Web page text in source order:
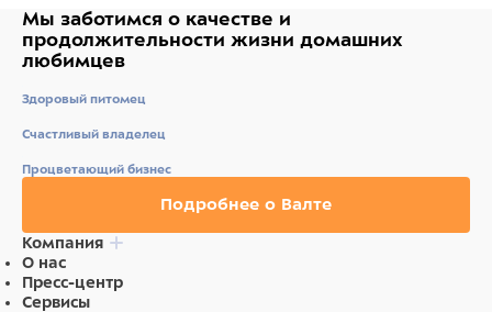
Мы заботимся о качестве и
продолжительности жизни домашних
любимцев
Здоровый питомец
Счастливый владелец
Процветающий бизнес
Подробнее о Валте
Компания
О нас
Пресс-центр
Сервисы